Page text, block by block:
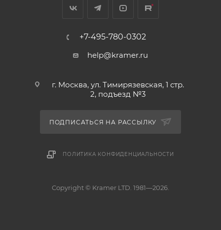
+7-495-780-0302
help@kramer.ru
г. Москва, ул. Тимирязевская, 1 стр.
2, подъезд №3
ПОДПИСАТЬСЯ НА РАССЫЛКУ
ПОЛИТИКА КОНФИДЕНЦИАЛЬНОСТИ
Copyright © Kramer LTD. 1981—2026.